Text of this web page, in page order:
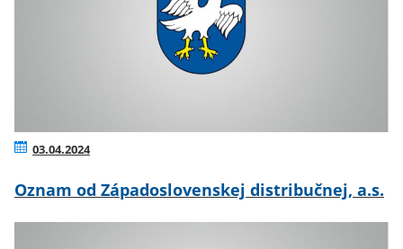
03.04.2024
Oznam od Západoslovenskej distribučnej, a.s.